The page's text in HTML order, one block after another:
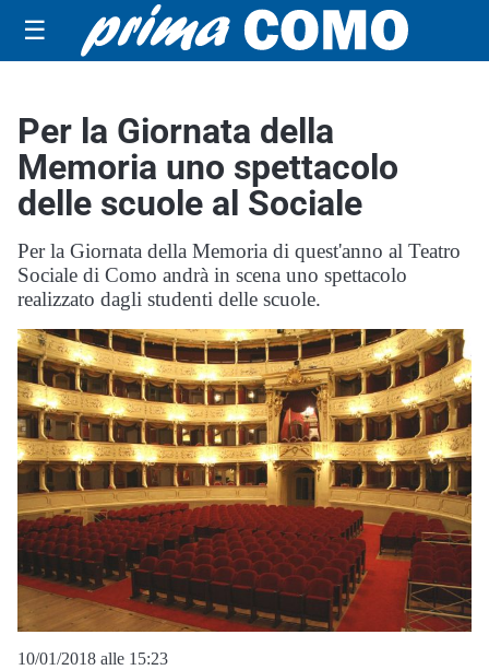
☰
Per la Giornata della
Memoria uno spettacolo
delle scuole al Sociale
Per la Giornata della Memoria di quest'anno al Teatro
Sociale di Como andrà in scena uno spettacolo
realizzato dagli studenti delle scuole.
10/01/2018 alle 15:23